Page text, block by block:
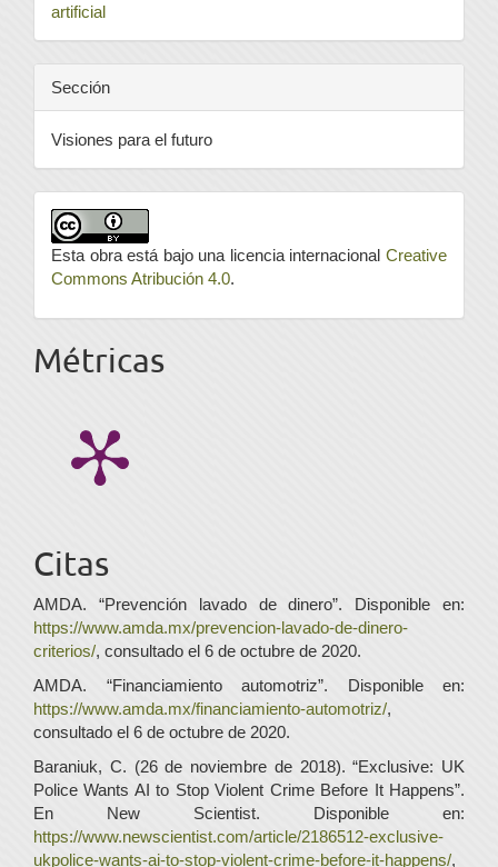
artificial
Sección
Visiones para el futuro
Esta obra está bajo una licencia internacional Creative
Commons Atribución 4.0.
Métricas
Citas
AMDA. “Prevención lavado de dinero”. Disponible en:
https://www.amda.mx/prevencion-lavado-de-dinero-
criterios/, consultado el 6 de octubre de 2020.
AMDA. “Financiamiento automotriz”. Disponible en:
https://www.amda.mx/financiamiento-automotriz/,
consultado el 6 de octubre de 2020.
Baraniuk, C. (26 de noviembre de 2018). “Exclusive: UK
Police Wants AI to Stop Violent Crime Before It Happens”.
En New Scientist. Disponible en:
https://www.newscientist.com/article/2186512-exclusive-
ukpolice-wants-ai-to-stop-violent-crime-before-it-happens/,